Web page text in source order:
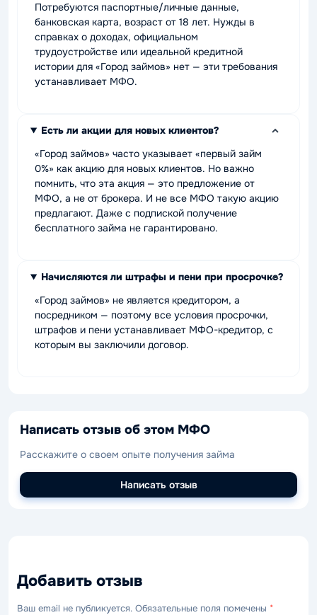
Потребуются паспортные/личные данные,
банковская карта, возраст от 18 лет. Нужды в
справках о доходах, официальном
трудоустройстве или идеальной кредитной
истории для «Город займов» нет — эти требования
устанавливает МФО.
Есть ли акции для новых клиентов?
«Город займов» часто указывает «первый займ
0%» как акцию для новых клиентов. Но важно
помнить, что эта акция — это предложение от
МФО, а не от брокера. И не все МФО такую акцию
предлагают. Даже с подпиской получение
бесплатного займа не гарантировано.
Начисляются ли штрафы и пени при просрочке?
«Город займов» не является кредитором, а
посредником — поэтому все условия просрочки,
штрафов и пени устанавливает МФО-кредитор, с
которым вы заключили договор.
Написать отзыв об этом МФО
Расскажите о своем опыте получения займа
Написать отзыв
Добавить отзыв
Ваш email не публикуется. Обязательные поля помечены *